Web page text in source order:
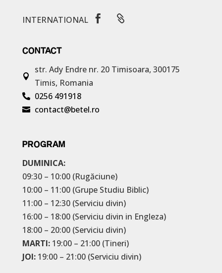
INTERNATIONAL  
CONTACT

str. Ady Endre nr. 20 Timisoara, 300175
Timis, Romania
 0256 491918
 contact@betel.ro
PROGRAM
DUMINICA:
09:30 – 10:00 (Rugăciune)
10:00 – 11:00 (Grupe Studiu Biblic)
11:00 – 12:30 (Serviciu divin)
16:00 – 18:00 (Serviciu divin in Engleza)
18:00 – 20:00 (Serviciu divin)
MARTI: 19:00 – 21:00 (Tineri)
JOI: 19:00 – 21:00 (Serviciu divin)